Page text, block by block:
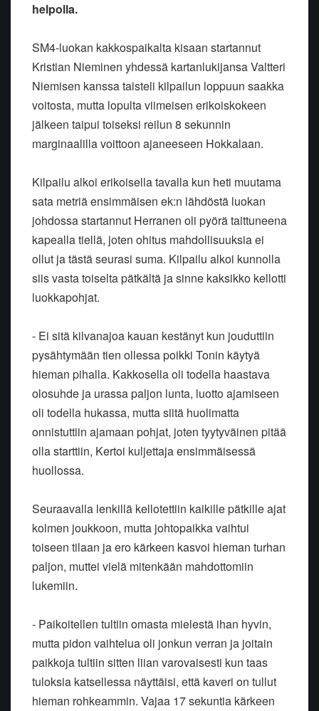
helpolla.
SM4-luokan kakkospaikalta kisaan startannut
Kristian Nieminen yhdessä kartanlukijansa Valtteri
Niemisen kanssa taisteli kilpailun loppuun saakka
voitosta, mutta lopulta viimeisen erikoiskokeen
jälkeen taipui toiseksi reilun 8 sekunnin
marginaalilla voittoon ajaneeseen Hokkalaan.
Kilpailu alkoi erikoisella tavalla kun heti muutama
sata metriä ensimmäisen ek:n lähdöstä luokan
johdossa startannut Herranen oli pyörä taittuneena
kapealla tiellä, joten ohitus mahdollisuuksia ei
ollut ja tästä seurasi suma. Kilpailu alkoi kunnolla
siis vasta toiselta pätkältä ja sinne kaksikko kellotti
luokkapohjat.
- Ei sitä kilvanajoa kauan kestänyt kun jouduttiin
pysähtymään tien ollessa poikki Tonin käytyä
hieman pihalla. Kakkosella oli todella haastava
olosuhde ja urassa paljon lunta, luotto ajamiseen
oli todella hukassa, mutta siitä huolimatta
onnistuttiin ajamaan pohjat, joten tyytyväinen pitää
olla starttiin, Kertoi kuljettaja ensimmäisessä
huollossa.
Seuraavalla lenkillä kellotettiin kaikille pätkille ajat
kolmen joukkoon, mutta johtopaikka vaihtui
toiseen tilaan ja ero kärkeen kasvoi hieman turhan
paljon, muttei vielä mitenkään mahdottomiin
lukemiin.
- Paikoitellen tultiin omasta mielestä ihan hyvin,
mutta pidon vaihtelua oli jonkun verran ja joitain
paikkoja tultiin sitten liian varovaisesti kun taas
tuloksia katsellessa näyttäisi, että kaveri on tullut
hieman rohkeammin. Vajaa 17 sekuntia kärkeen